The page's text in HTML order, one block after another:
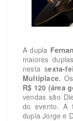
A dupla
maiores
nesta sexta-
Multiplace.
R$ 120 (área
vendas são
do evento. A
dupla Jorge e